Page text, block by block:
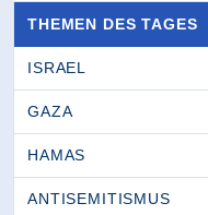
THEMEN DES TAGES
ISRAEL
GAZA
HAMAS
ANTISEMITISMUS